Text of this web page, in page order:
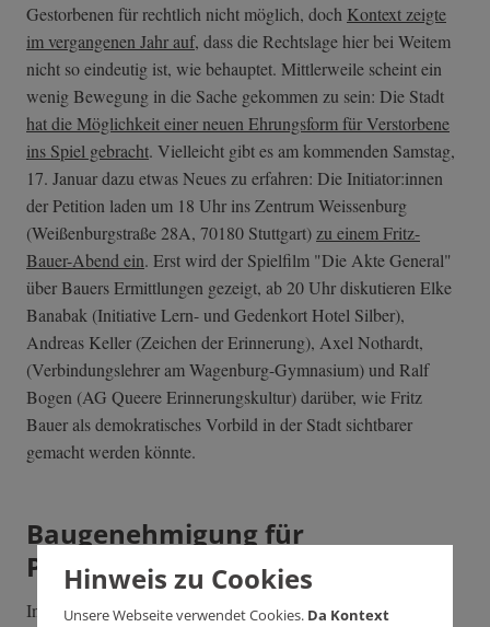
Gestorbenen für rechtlich nicht möglich, doch Kontext zeigte
im vergangenen Jahr auf, dass die Rechtslage hier bei Weitem
nicht so eindeutig ist, wie behauptet. Mittlerweile scheint ein
wenig Bewegung in die Sache gekommen zu sein: Die Stadt
hat die Möglichkeit einer neuen Ehrungsform für Verstorbene
ins Spiel gebracht. Vielleicht gibt es am kommenden Samstag,
17. Januar dazu etwas Neues zu erfahren: Die Initiator:innen
der Petition laden um 18 Uhr ins Zentrum Weissenburg
(Weißenburgstraße 28A, 70180 Stuttgart)zu einem Fritz-
Bauer-Abend ein. Erst wird der Spielfilm "Die Akte General"
über Bauers Ermittlungen gezeigt, ab 20 Uhr diskutieren Elke
Banabak (Initiative Lern- und Gedenkort Hotel Silber),
Andreas Keller (Zeichen der Erinnerung), Axel Nothardt,
(Verbindungslehrer am Wagenburg-Gymnasium) und Ralf
Bogen (AG Queere Erinnerungskultur) darüber, wie Fritz
Bauer als demokratisches Vorbild in der Stadt sichtbarer
gemacht werden könnte.
Baugenehmigung für
Pfaffensteigtunnel
In den vergangenen Tagen war von Verspätungen,
Hinweis zu Cookies
Unsere Webseite verwendet Cookies. Da Kontext